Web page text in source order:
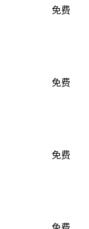
免费
免费
免费